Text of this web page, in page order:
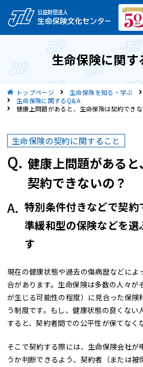
生命保険に関す
現在位置トップページ 生命保険を知る・学ぶ
生命保険に関するQ&A
健康上問題があると、生命保険は契約できな
生命保険の契約に関すること
健康上問題がある
契約できないの？
特別条件付きなどで契約
準緩和型の保険などを選
す
現在の健康状態や過去の傷病歴などによ
合があります。生命保険は多数の人々が
が生じる可能性の程度）に見合った保険
う制度です。もし、健康状態の良くない
すると、契約者間での公平性が保てなく
そこで契約する際には、生命保険会社が
うか判断できるよう、契約者（または被